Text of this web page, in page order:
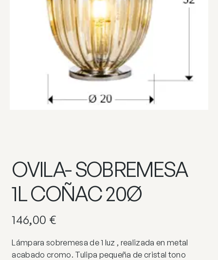
OVILA- SOBREMESA
1L COÑAC 20Ø
146,00 €
Lámpara sobremesa de 1 luz , realizada en metal
acabado cromo. Tulipa pequeña de cristal tono